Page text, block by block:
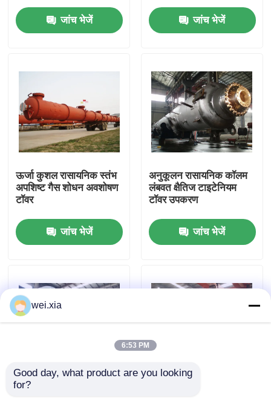
उत्पाद
वीडियो
हमारे बारे में
गुणवत्ता नियंत्रण
हमसे संपर्क करें
समाचार
जांच भेजें जांच भेजें
ऊर्जा कुशल रासायनिक स्तंभ
अपशिष्ट गैस शोधन अवशोषण
टॉवर
जांच भेजें
अनुकूलन रासायनिक कॉलम
लंबवत क्षैतिज टाइटेनियम
टॉवर उपकरण
जांच भेजें
उच्च क्षमता वाले रासायनिक
wei.xia
6:53 PM
Good day, what product are you looking
for?